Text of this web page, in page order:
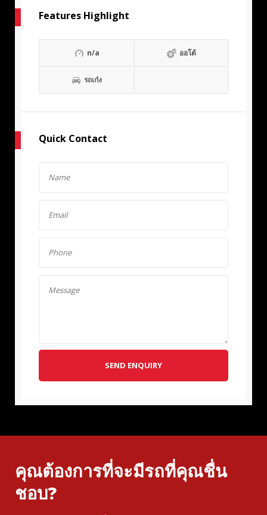
Features Highlight
n/a ออโต้
รถเก๋ง
Quick Contact
SEND ENQUIRY
คุณต้องการที่จะมีรถที่คุณชื่น
ชอบ?